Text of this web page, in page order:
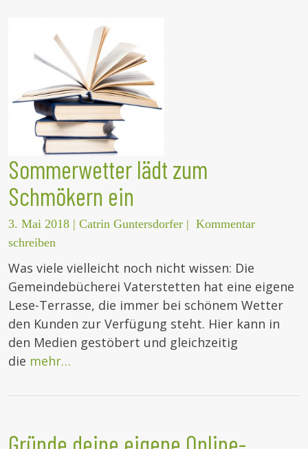
Sommerwetter lädt zum
Schmökern ein
3. Mai 2018 | Catrin Guntersdorfer | Kommentar
schreiben
Was viele vielleicht noch nicht wissen: Die
Gemeindebücherei Vaterstetten hat eine eigene
Lese-Terrasse, die immer bei schönem Wetter
den Kunden zur Verfügung steht. Hier kann in
den Medien gestöbert und gleichzeitig
die mehr…